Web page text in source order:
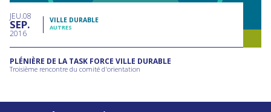
JEU 08
SEP
2016
VILLE DURABLE
AUTRES
PLÉNIÈRE DE LA TASK FORCE VILLE DURABLE
Troisième rencontre du comité d'orientation